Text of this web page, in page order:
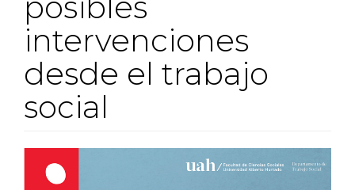
intervenciones
desde el trabajo
social